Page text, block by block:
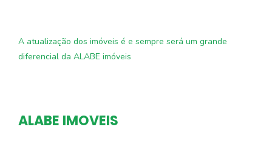
A atualização dos imóveis é e sempre será um grande
diferencial da ALABE imóveis
ALABE IMOVEIS